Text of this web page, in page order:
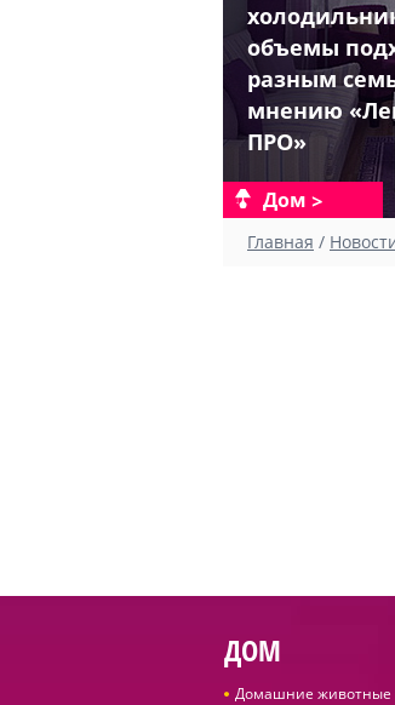
объемы
разным
мнению
ПРО»
Дом
Главная /
ДОМ
Домашние животные